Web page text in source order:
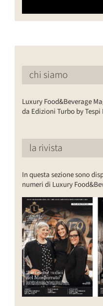
chi siamo
Luxury Food&Beverage
da Edizioni Turbo by
la rivista
In questa sezione sono
numeri di Luxury